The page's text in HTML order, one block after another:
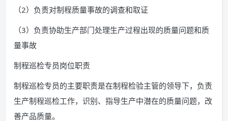
（2）负责对制程质量事故的调查和取证
（3）负责协助生产部门处理生产过程出现的质量问题和质
量事故
制程巡检专员岗位职责
制程巡检专员的主要职责是在制程检验主管的领导下，负责
生产制程巡检工作，识别、指导生产中潜在的质量问题，改
善产品质量。